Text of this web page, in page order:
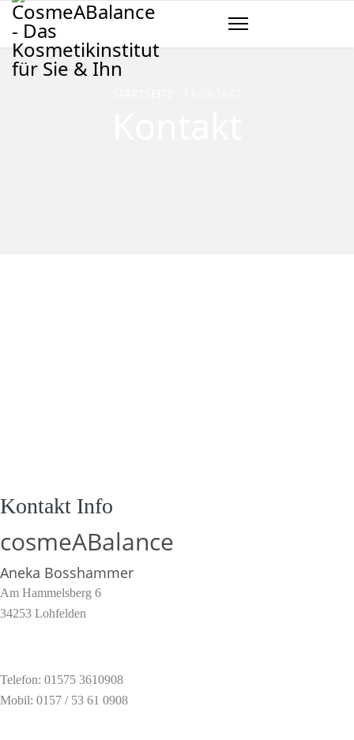
Kontakt Info
cosmeABalance
Aneka Bosshammer
Am Hammelsberg 6
34253 Lohfelden
Telefon: 01575 3610908
Mobil: 0157 / 53 61 0908